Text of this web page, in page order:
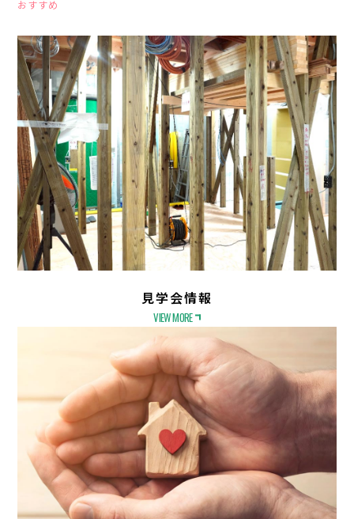
おすすめ
見学会情報
VIEW MORE